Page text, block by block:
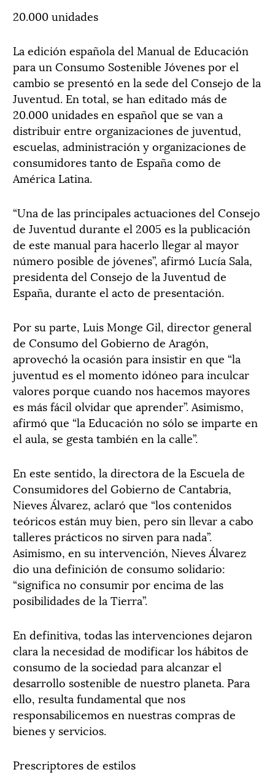
20.000 unidades
La edición española del Manual de Educación
para un Consumo Sostenible Jóvenes por el
cambio se presentó en la sede del Consejo de la
Juventud. En total, se han editado más de
20.000 unidades en español que se van a
distribuir entre organizaciones de juventud,
escuelas, administración y organizaciones de
consumidores tanto de España como de
América Latina.
“Una de las principales actuaciones del Consejo
de Juventud durante el 2005 es la publicación
de este manual para hacerlo llegar al mayor
número posible de jóvenes”, afirmó Lucía Sala,
presidenta del Consejo de la Juventud de
España, durante el acto de presentación.
Por su parte, Luis Monge Gil, director general
de Consumo del Gobierno de Aragón,
aprovechó la ocasión para insistir en que “la
juventud es el momento idóneo para inculcar
valores porque cuando nos hacemos mayores
es más fácil olvidar que aprender”. Asimismo,
afirmó que “la Educación no sólo se imparte en
el aula, se gesta también en la calle”.
En este sentido, la directora de la Escuela de
Consumidores del Gobierno de Cantabria,
Nieves Álvarez, aclaró que “los contenidos
teóricos están muy bien, pero sin llevar a cabo
talleres prácticos no sirven para nada”.
Asimismo, en su intervención, Nieves Álvarez
dio una definición de consumo solidario:
“significa no consumir por encima de las
posibilidades de la Tierra”.
En definitiva, todas las intervenciones dejaron
clara la necesidad de modificar los hábitos de
consumo de la sociedad para alcanzar el
desarrollo sostenible de nuestro planeta. Para
ello, resulta fundamental que nos
responsabilicemos en nuestras compras de
bienes y servicios.
Prescriptores de estilos